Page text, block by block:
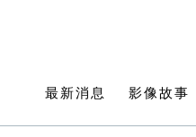
最新消息 影像故事